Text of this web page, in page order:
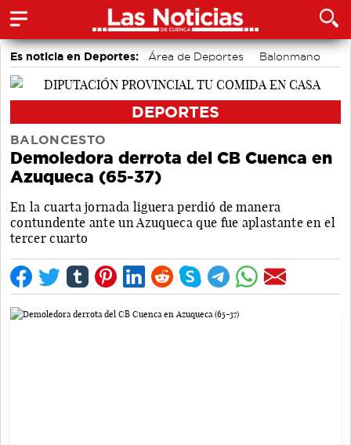
Es noticia en Deportes: Área de Deportes
Balonmano
Fútbol
DEPORTES
BALONCESTO
Demoledora derrota del CB Cuenca en
Azuqueca (65-37)
En la cuarta jornada liguera perdió de manera
contundente ante un Azuqueca que fue aplastante en el
tercer cuarto